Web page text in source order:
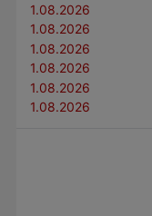
1.08.2026
1.08.2026
1.08.2026
1.08.2026
1.08.2026
1.08.2026